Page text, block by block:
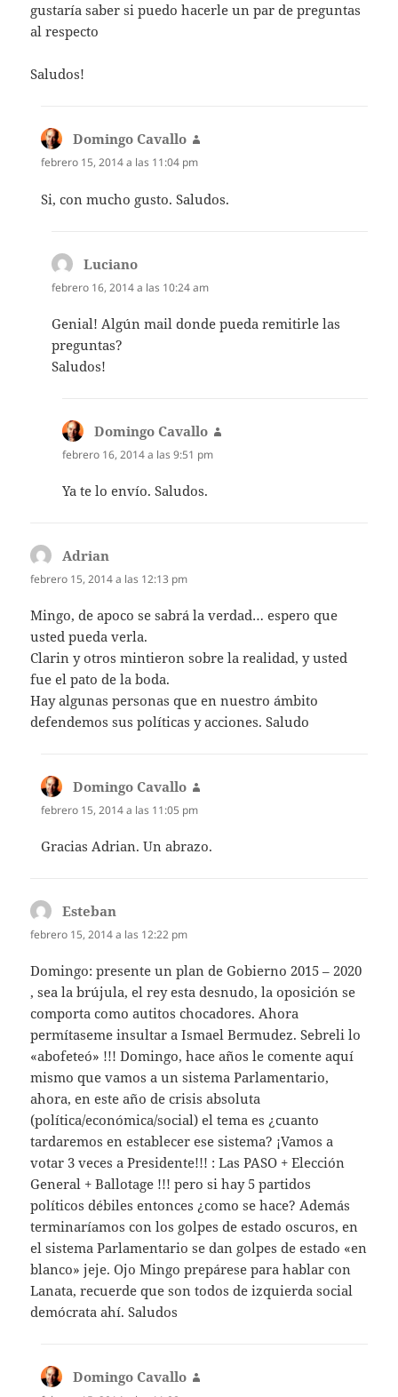
gustaría saber si puedo hacerle un par de preguntas
al respecto
Saludos!
Domingo Cavallo
febrero 15, 2014 a las 11:04 pm
Si, con mucho gusto. Saludos.
Luciano
febrero 16, 2014 a las 10:24 am
Genial! Algún mail donde pueda remitirle las
preguntas?
Saludos!
Domingo Cavallo
febrero 16, 2014 a las 9:51 pm
Ya te lo envío. Saludos.
Adrian
febrero 15, 2014 a las 12:13 pm
Mingo, de apoco se sabrá la verdad… espero que
usted pueda verla.
Clarin y otros mintieron sobre la realidad, y usted
fue el pato de la boda.
Hay algunas personas que en nuestro ámbito
defendemos sus políticas y acciones. Saludo
Domingo Cavallo
febrero 15, 2014 a las 11:05 pm
Gracias Adrian. Un abrazo.
Esteban
febrero 15, 2014 a las 12:22 pm
Domingo: presente un plan de Gobierno 2015 – 2020
, sea la brújula, el rey esta desnudo, la oposición se
comporta como autitos chocadores. Ahora
permítaseme insultar a Ismael Bermudez. Sebreli lo
«abofeteó» !!! Domingo, hace años le comente aquí
mismo que vamos a un sistema Parlamentario,
ahora, en este año de crisis absoluta
(política/económica/social) el tema es ¿cuanto
tardaremos en establecer ese sistema? ¡Vamos a
votar 3 veces a Presidente!!! : Las PASO + Elección
General + Ballotage !!! pero si hay 5 partidos
políticos débiles entonces ¿como se hace? Además
terminaríamos con los golpes de estado oscuros, en
el sistema Parlamentario se dan golpes de estado «en
blanco» jeje. Ojo Mingo prepárese para hablar con
Lanata, recuerde que son todos de izquierda social
demócrata ahí. Saludos
Domingo Cavallo